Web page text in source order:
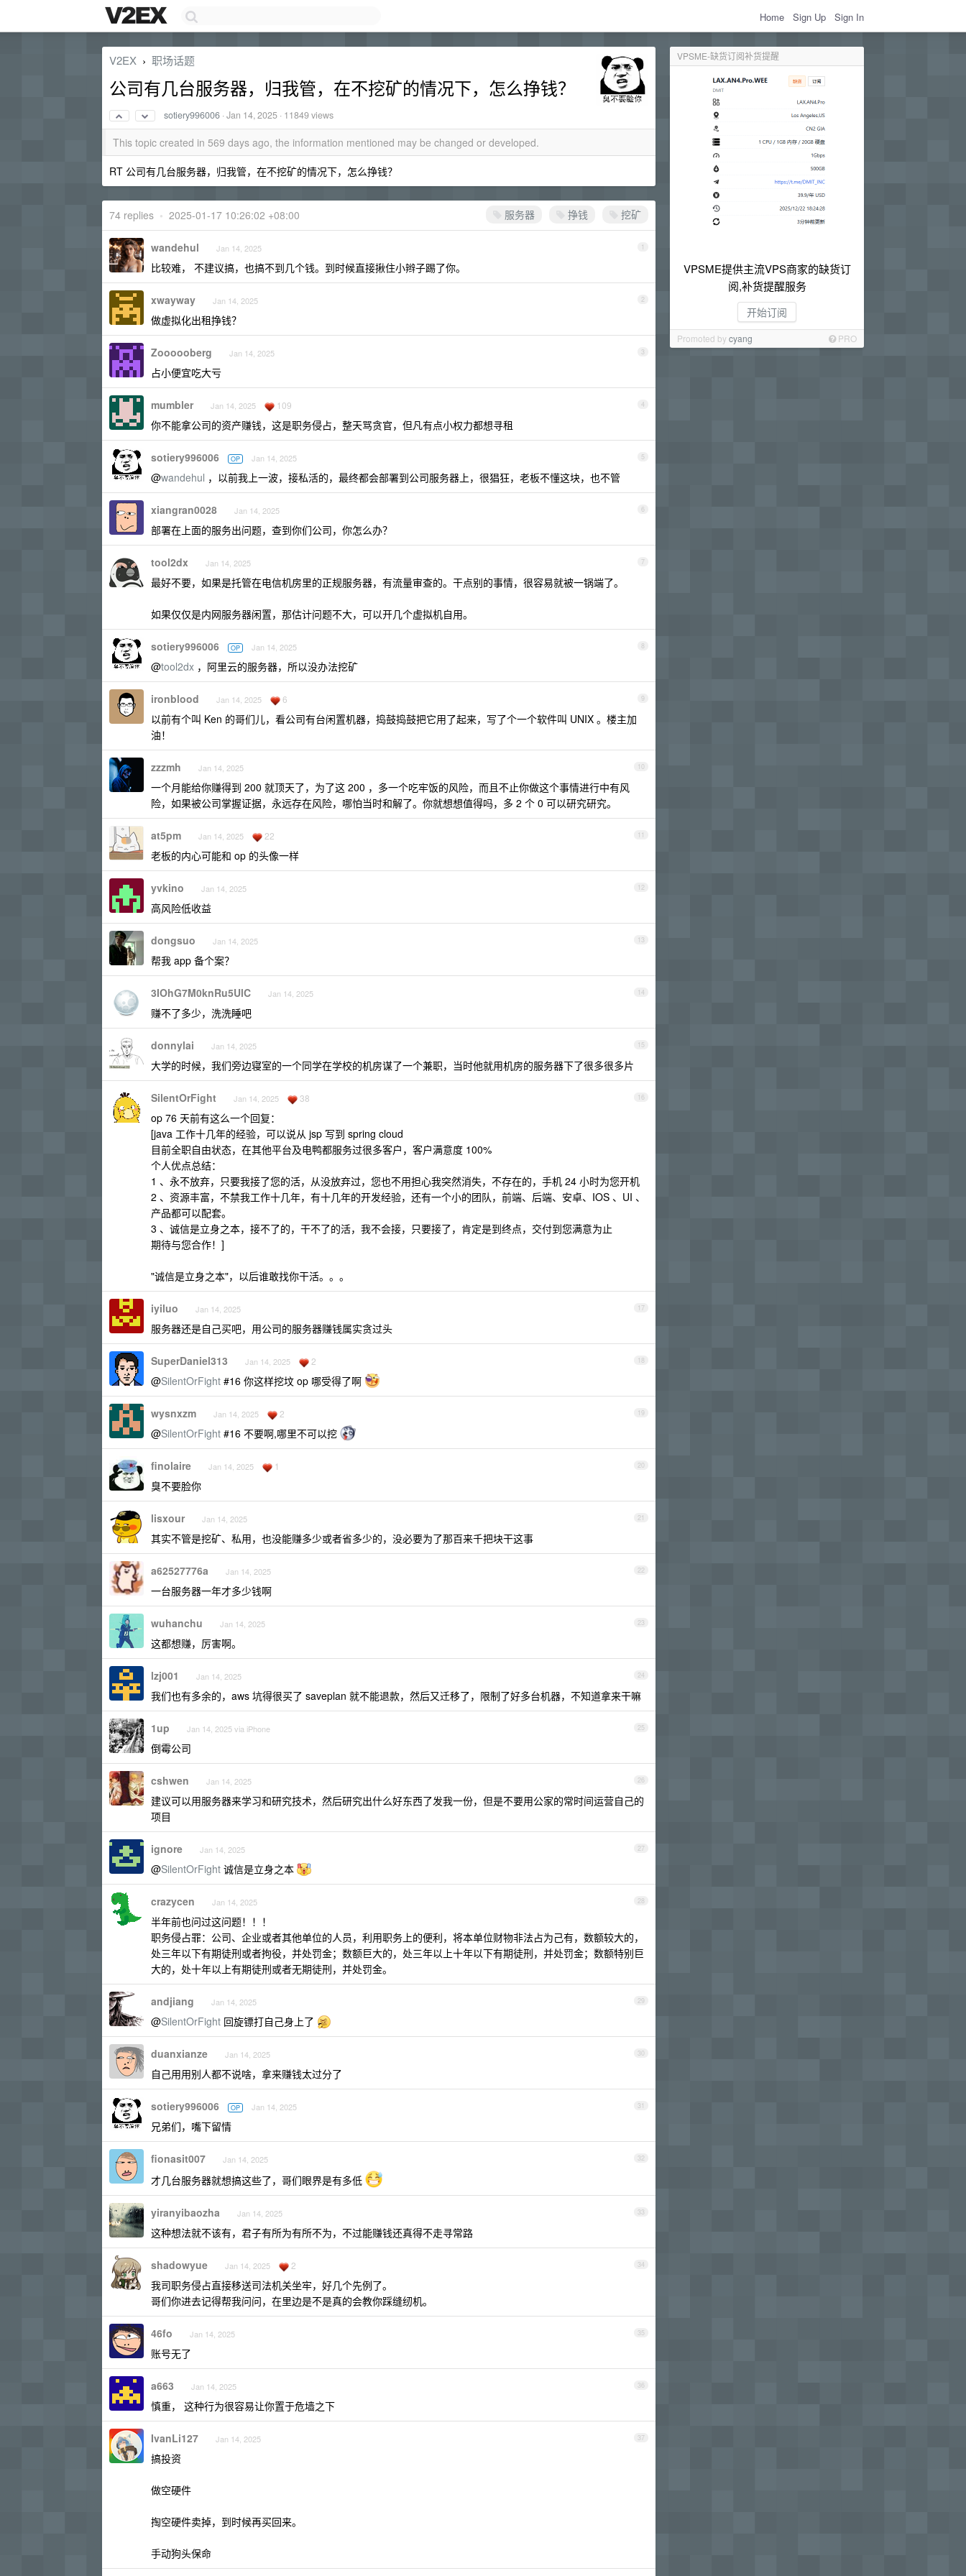
Home Sign Up Sign In
VPSME-缺货订阅补货提醒
VPSME提供主流VPS商家的缺货订
阅,补货提醒服务
开始订阅
Promoted bycyang PRO
V2EX › 职场话题
公司有几台服务器，归我管，在不挖矿的情况下，怎么挣钱？
sotiery996006 ·Jan 14, 2025 · 11849 views
This topic created in 569 days ago, the information mentioned may be changed or developed.
RT 公司有几台服务器，归我管，在不挖矿的情况下，怎么挣钱？
服务器 挣钱 挖矿
74 replies • 2025-01-17 10:26:02 +08:00
1
wandehul Jan 14, 2025
比较难， 不建议搞，也搞不到几个钱。到时候直接揪住小辫子踢了你。
2
xwayway Jan 14, 2025
做虚拟化出租挣钱？
3
Zoooooberg Jan 14, 2025
占小便宜吃大亏
4
mumbler Jan 14, 2025 109
你不能拿公司的资产赚钱，这是职务侵占，整天骂贪官，但凡有点小权力都想寻租
5
sotiery996006 OP Jan 14, 2025
@wandehul ，以前我上一波，接私活的，最终都会部署到公司服务器上，很猖狂，老板不懂这块，也不管
6
xiangran0028 Jan 14, 2025
部署在上面的服务出问题，查到你们公司，你怎么办？
7
tool2dx Jan 14, 2025
最好不要，如果是托管在电信机房里的正规服务器，有流量审查的。干点别的事情，很容易就被一锅端了。
如果仅仅是内网服务器闲置，那估计问题不大，可以开几个虚拟机自用。
8
sotiery996006 OP Jan 14, 2025
@tool2dx ，阿里云的服务器，所以没办法挖矿
9
ironblood Jan 14, 2025 6
以前有个叫 Ken 的哥们儿，看公司有台闲置机器，捣鼓捣鼓把它用了起来，写了个一个软件叫 UNIX 。楼主加
油！
10
zzzmh Jan 14, 2025
一个月能给你赚得到 200 就顶天了，为了这 200 ，多一个吃牢饭的风险，而且不止你做这个事情进行中有风
险，如果被公司掌握证据，永远存在风险，哪怕当时和解了。你就想想值得吗，多 2 个 0 可以研究研究。
11
at5pm Jan 14, 2025 22
老板的内心可能和 op 的头像一样
12
yvkino Jan 14, 2025
高风险低收益
13
dongsuo Jan 14, 2025
帮我 app 备个案？
14
3IOhG7M0knRu5UlC Jan 14, 2025
赚不了多少，洗洗睡吧
15
donnylai Jan 14, 2025
大学的时候，我们旁边寝室的一个同学在学校的机房谋了一个兼职，当时他就用机房的服务器下了很多很多片
16
SilentOrFight Jan 14, 2025 38
op 76 天前有这么一个回复：
[java 工作十几年的经验，可以说从 jsp 写到 spring cloud
目前全职自由状态，在其他平台及电鸭都服务过很多客户，客户满意度 100%
个人优点总结：
1 、永不放弃，只要我接了您的活，从没放弃过，您也不用担心我突然消失，不存在的，手机 24 小时为您开机
2 、资源丰富，不禁我工作十几年，有十几年的开发经验，还有一个小的团队，前端、后端、安卓、IOS 、UI 、
产品都可以配套。
3 、诚信是立身之本，接不了的，干不了的活，我不会接，只要接了，肯定是到终点，交付到您满意为止
期待与您合作！]
"诚信是立身之本"，以后谁敢找你干活。。。
17
iyiluo Jan 14, 2025
服务器还是自己买吧，用公司的服务器赚钱属实贪过头
18
SuperDaniel313 Jan 14, 2025 2
@SilentOrFight #16 你这样挖坟 op 哪受得了啊
19
wysnxzm Jan 14, 2025 2
@SilentOrFight #16 不要啊,哪里不可以挖
20
finolaire Jan 14, 2025 1
臭不要脸你
21
lisxour Jan 14, 2025
其实不管是挖矿、私用，也没能赚多少或者省多少的，没必要为了那百来千把块干这事
22
a62527776a Jan 14, 2025
一台服务器一年才多少钱啊
23
wuhanchu Jan 14, 2025
这都想赚，厉害啊。
24
lzj001 Jan 14, 2025
我们也有多余的，aws 坑得很买了 saveplan 就不能退款，然后又迁移了，限制了好多台机器，不知道拿来干嘛
25
1up Jan 14, 2025 via iPhone
倒霉公司
26
cshwen Jan 14, 2025
建议可以用服务器来学习和研究技术，然后研究出什么好东西了发我一份，但是不要用公家的常时间运营自己的
项目
27
ignore Jan 14, 2025
@SilentOrFight 诚信是立身之本
28
crazycen Jan 14, 2025
半年前也问过这问题！！！
职务侵占罪：公司、企业或者其他单位的人员，利用职务上的便利，将本单位财物非法占为己有，数额较大的，
处三年以下有期徒刑或者拘役，并处罚金；数额巨大的，处三年以上十年以下有期徒刑，并处罚金；数额特别巨
大的，处十年以上有期徒刑或者无期徒刑，并处罚金。
29
andjiang Jan 14, 2025
@SilentOrFight 回旋镖打自己身上了
30
duanxianze Jan 14, 2025
自己用用别人都不说啥，拿来赚钱太过分了
31
sotiery996006 OP Jan 14, 2025
兄弟们，嘴下留情
32
fionasit007 Jan 14, 2025
才几台服务器就想搞这些了，哥们眼界是有多低
33
yiranyibaozha Jan 14, 2025
这种想法就不该有，君子有所为有所不为，不过能赚钱还真得不走寻常路
34
shadowyue Jan 14, 2025 2
我司职务侵占直接移送司法机关坐牢，好几个先例了。
哥们你进去记得帮我问问，在里边是不是真的会教你踩缝纫机。
35
46fo Jan 14, 2025
账号无了
36
a663 Jan 14, 2025
慎重， 这种行为很容易让你置于危墙之下
37
IvanLi127 Jan 14, 2025
搞投资
做空硬件
掏空硬件卖掉，到时候再买回来。
手动狗头保命